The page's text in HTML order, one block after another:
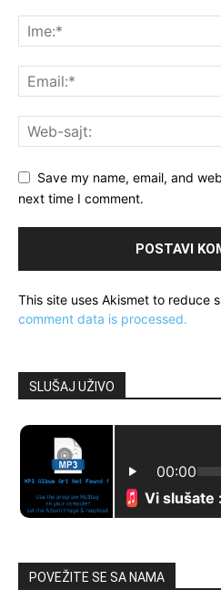
Save my name, email, and
next time I comment.
This site uses Akismet to reduce
comment data is processed.
SLUŠAJ UŽIVO
POVEŽITE SE SA NAMA